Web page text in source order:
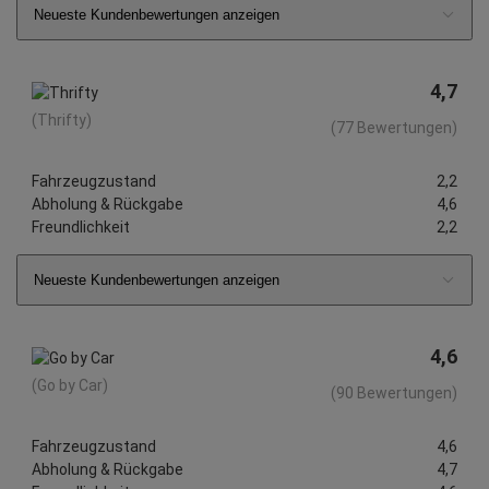
Neueste Kundenbewertungen anzeigen
(Thrifty)
4,7
(77 Bewertungen)
Fahrzeugzustand
2,2
Abholung & Rückgabe
4,6
Freundlichkeit
2,2
Neueste Kundenbewertungen anzeigen
(Go by Car)
4,6
(90 Bewertungen)
Fahrzeugzustand
4,6
Abholung & Rückgabe
4,7